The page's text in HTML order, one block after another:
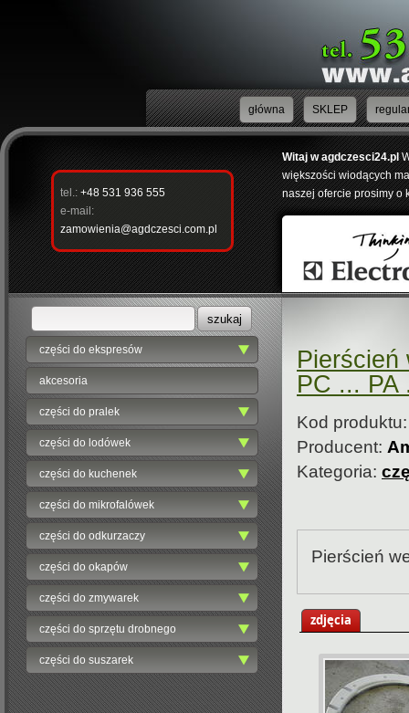
Witaj w agdczesci24.pl
większości wiodących
naszej ofercie prosimy o
tel.: +48 531 936 555
e-mail:
zamowienia@agdczesci.com.pl
główna SKLEP
części do ekspresów
akcesoria
części do pralek
części do lodówek
części do kuchenek
części do mikrofalówek
części do odkurzaczy
części do okapów
części do zmywarek
części do sprzętu drobnego
części do suszarek
Pierścień
PC ... PA
Kod
Producent:
Kategoria:
Pierścień
zdjęcia